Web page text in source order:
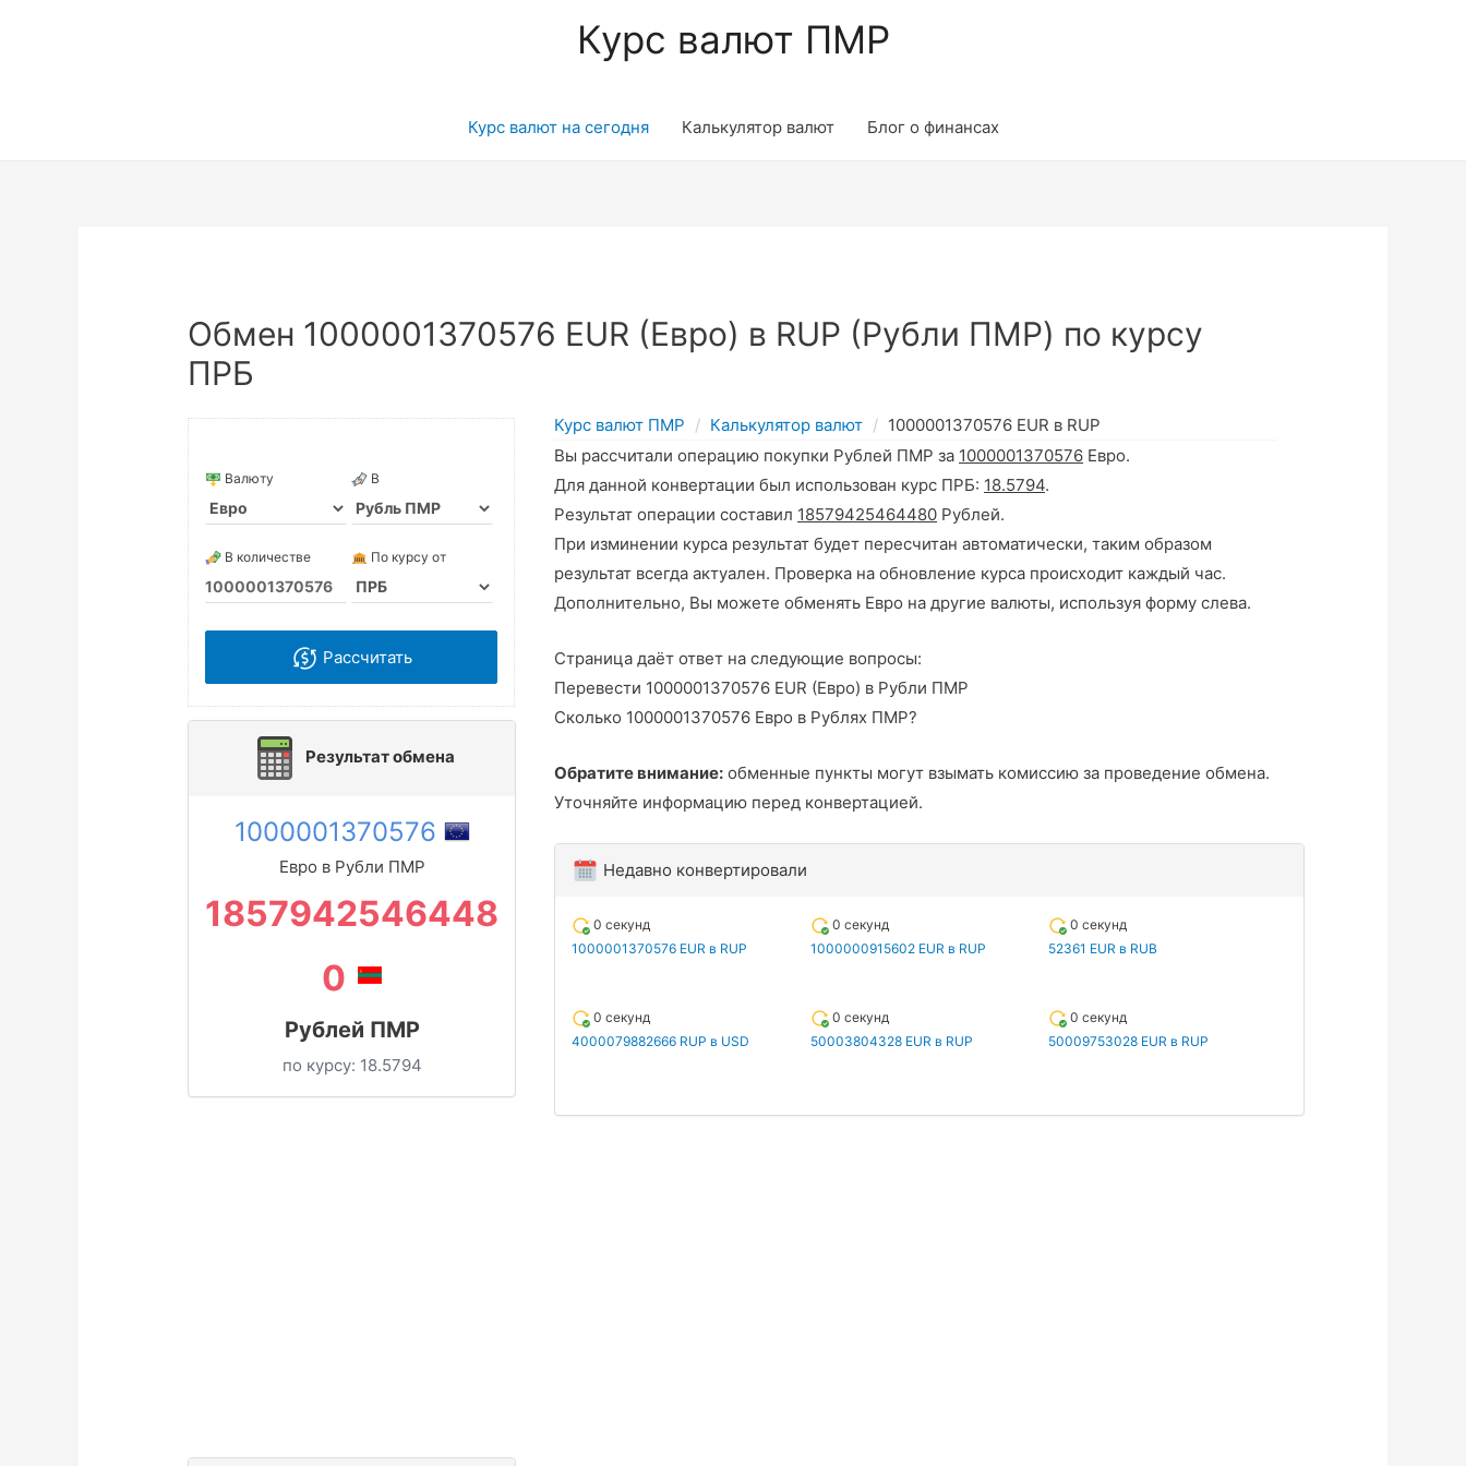
Курс валют ПМР
Курс валют на сегодня Калькулятор валют Блог о финансах
Обмен 1000001370576 EUR (Евро) в RUP (Рубли ПМР) по курсу
ПРБ
Валюту В
В количестве По курсу от
Рассчитать
Результат обмена
1000001370576
Евро в Рубли ПМР
1857942546448
0
Рублей ПМР
по курсу: 18.5794
Курс валют ПМР Калькулятор валют
1000001370576 EUR в RUP
Вы рассчитали операцию покупки Рублей ПМР за 1000001370576 Евро.
Для данной конвертации был использован курс ПРБ: 18.5794.
Результат операции составил 18579425464480 Рублей.
При изминении курса результат будет пересчитан автоматически, таким образом
результат всегда актуален. Проверка на обновление курса происходит каждый час.
Дополнительно, Вы можете обменять Евро на другие валюты, используя форму слева.
Страница даёт ответ на следующие вопросы:
Перевести 1000001370576 EUR (Евро) в Рубли ПМР
Сколько 1000001370576 Евро в Рублях ПМР?
Обратите внимание: обменные пункты могут взымать комиссию за проведение обмена.
Уточняйте информацию перед конвертацией.
Недавно конвертировали
0 секунд
1000001370576 EUR в RUP
0 секунд
1000000915602 EUR в RUP
0 секунд
52361 EUR в RUB
0 секунд
4000079882666 RUP в USD
0 секунд
50003804328 EUR в RUP
0 секунд
50009753028 EUR в RUP